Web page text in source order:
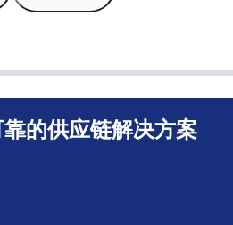
的供应链解决方案